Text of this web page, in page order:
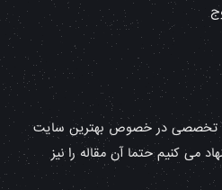
تخصصی در خصوص بهترین سایت
می کنیم حتما آن مقاله را نیز